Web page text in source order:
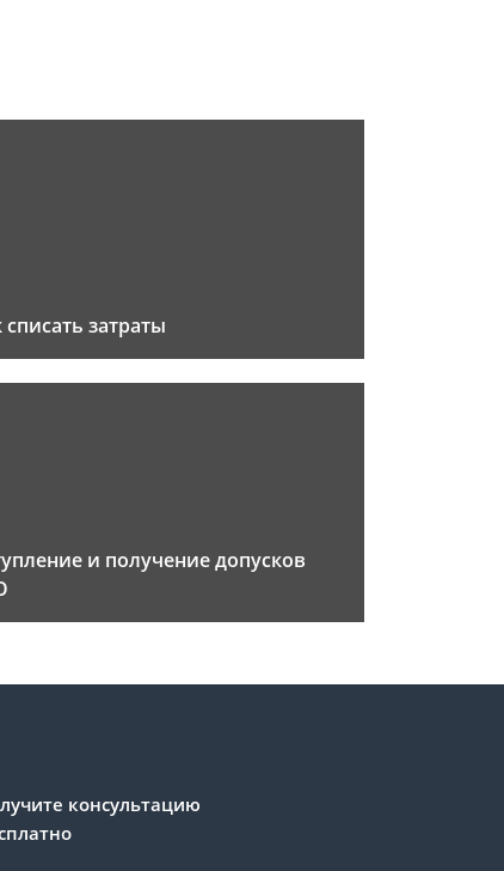
списать затраты
и получение допусков
консультацию